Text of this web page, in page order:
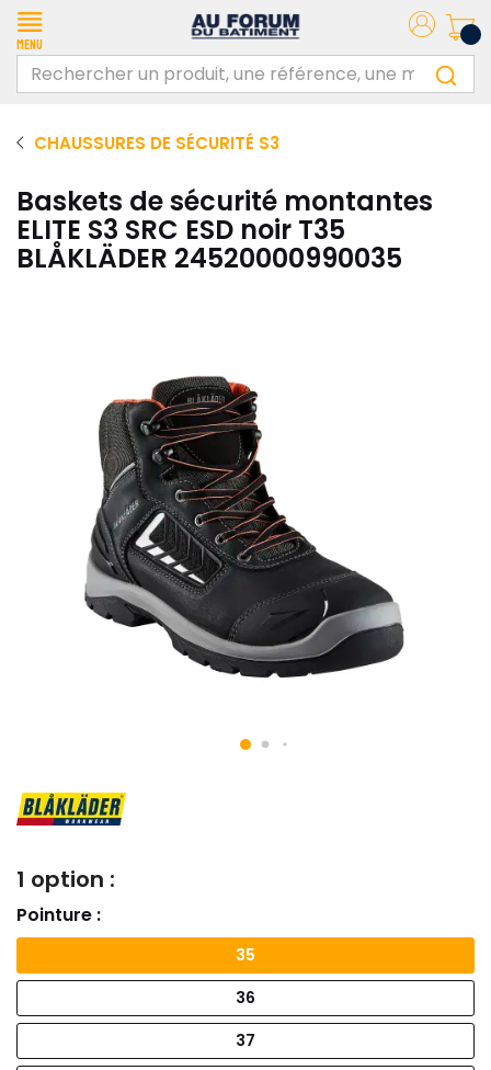
Menu
CHAUSSURES DE SÉCURITÉ S3
Baskets de sécurité montantes
ELITE S3 SRC ESD noir T35
BLÅKLÄDER 24520000990035
1 option :
Pointure :
35
36
37